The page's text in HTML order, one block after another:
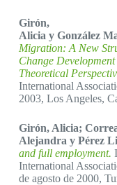
Girón,
Alicia y González
Migration: A New
Change
Theoretical
International
2003, Los Angeles,
Girón, Alicia;
Alejandra y Pérez
and full employment.
International
de agosto de 2000,